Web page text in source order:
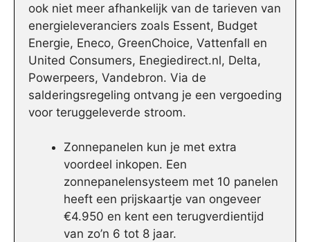
ook niet meer afhankelijk van de tarieven van
energieleveranciers zoals Essent, Budget
Energie, Eneco, GreenChoice, Vattenfall en
United Consumers, Enegiedirect.nl, Delta,
Powerpeers, Vandebron. Via de
salderingsregeling ontvang je een vergoeding
voor teruggeleverde stroom.
Zonnepanelen kun je met extra
voordeel inkopen. Een
zonnepanelensysteem met 10 panelen
heeft een prijskaartje van ongeveer
€4.950 en kent een terugverdientijd
van zo’n 6 tot 8 jaar.